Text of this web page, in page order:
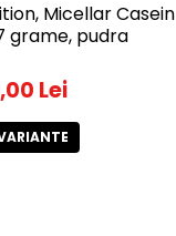
Micellar Casein
grame, pudra
Lei